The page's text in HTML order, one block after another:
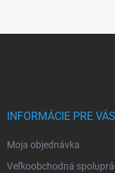
INFORMÁCIE PRE VÁS
Moja objednávka
Veľkoobchodná